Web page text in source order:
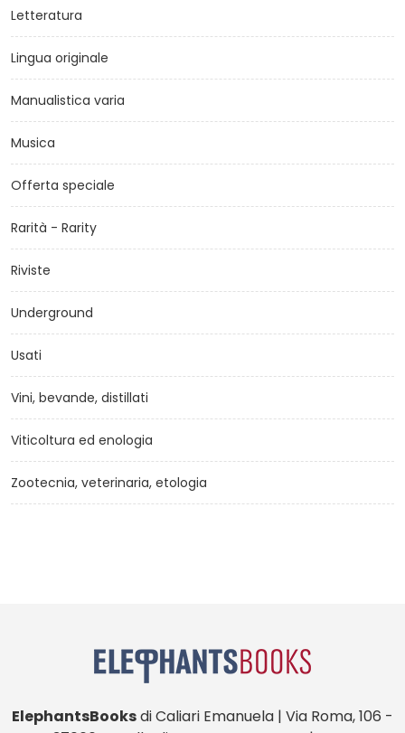
Letteratura
Lingua originale
Manualistica varia
Musica
Offerta speciale
Rarità - Rarity
Riviste
Underground
Usati
Vini, bevande, distillati
Viticoltura ed enologia
Zootecnia, veterinaria, etologia
ElephantsBooksdi Caliari Emanuela | Via Roma, 106 -